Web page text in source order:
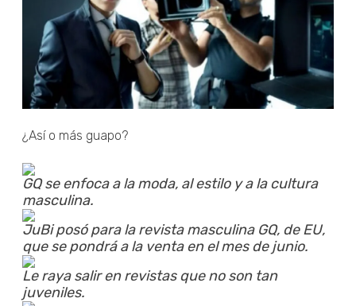
¿Así o más guapo?
GQ se enfoca a la moda, al estilo y a la cultura
masculina.
JuBi posó para la revista masculina GQ, de EU,
que se pondrá a la venta en el mes de junio.
Le raya salir en revistas que no son tan
juveniles.